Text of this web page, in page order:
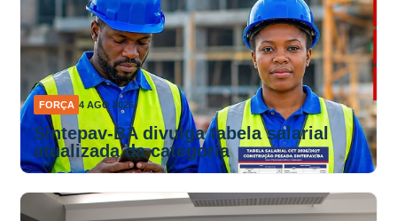
FORÇA 4 AGO 2026
Sintepav-BA divulga tabela salarial
atualizada da categoria